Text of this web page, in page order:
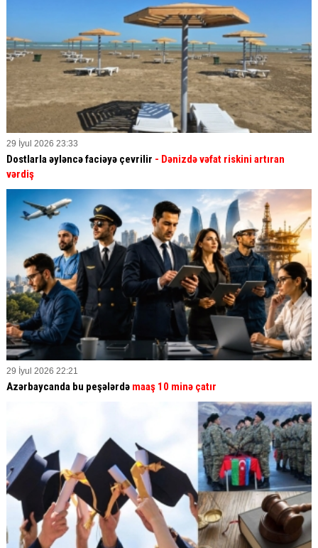
29 İyul 2026 23:33
Dostlarla əyləncə faciəyə çevrilir - Dənizdə vəfat riskini artıran
vərdiş
29 İyul 2026 22:21
Azərbaycanda bu peşələrdə maaş 10 minə çatır